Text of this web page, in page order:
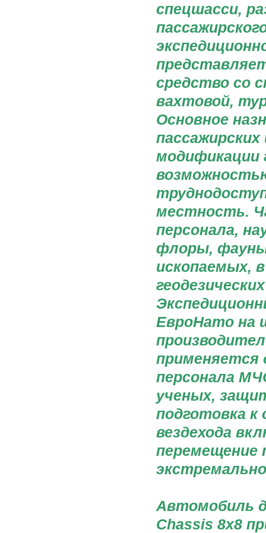
спецшасси,
средство со
вахтовой,
Основное
модификации
местность.
персонала,
флоры,
ископаемых,
ЕвроНато на
применяется
персонала
ученых,
подготовка к
вездехода
перемещение
Автомобиль
Chassis 8x8